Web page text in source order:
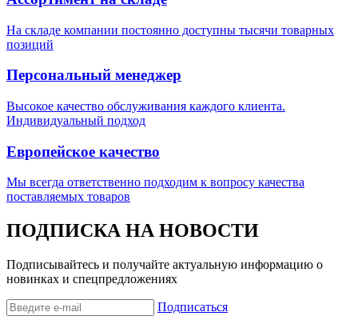
На складе компании постоянно доступны тысячи товарных
позиций
Персональный менеджер
Высокое качество обслуживания каждого клиента.
Индивидуальный подход
Европейское качество
Мы всегда ответственно подходим к вопросу качества
поставляемых товаров
ПОДПИСКА НА НОВОСТИ
Подписывайтесь и получайте актуальную информацию о
новинках и спецпредложениях
Подписаться